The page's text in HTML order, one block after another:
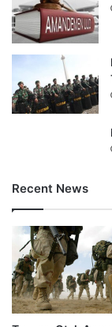
Recent News